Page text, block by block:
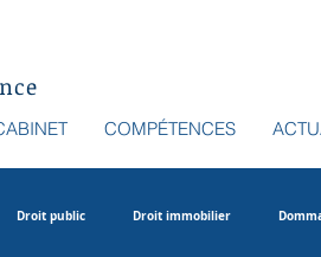
COMPÉTENCES
Droit public Droit immobilier